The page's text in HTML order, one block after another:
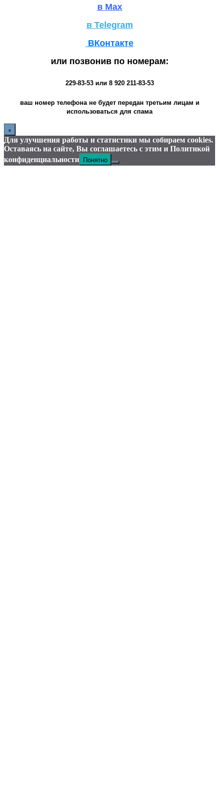
в Max
в Telegram
ВКонтакте
или позвонив по номерам:
229-83-53 или8 920 211-83-53
ваш номер телефона не будет передан третьим лицам и
использоваться для спама
×
Для улучшения работы и статистики мы собираем cookies.
Оставаясь на сайте, Вы соглашаетесь с этим и Политикой
конфиденциальности Понятно